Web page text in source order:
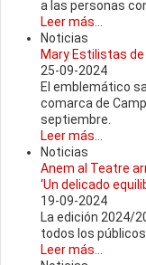
a las personas
Leer más...
Noticias
Mary Estilistas
25-09-2024
El emblemático
comarca de
septiembre.
Leer más...
Noticias
Anem al Teatre
‘Un delicado
19-09-2024
La edición 2024/
todos los
Leer más...